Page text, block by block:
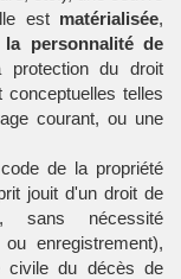
est matérialisée,
personnalité de
du droit
telles
courant, ou une
de la propriété
jouit d'un droit de
sans nécessité
enregistrement),
civile du décès de